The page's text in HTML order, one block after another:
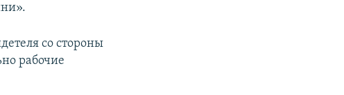
со стороны
рабочие